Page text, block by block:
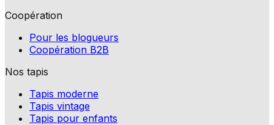
Coopération
Pour les blogueurs
Coopération B2B
Nos tapis
Tapis moderne
Tapis vintage
Tapis pour enfants